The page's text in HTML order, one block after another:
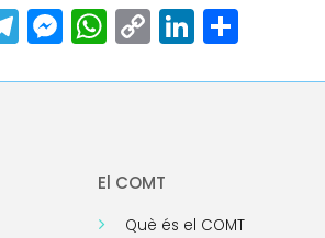
Telegram
Messenger
WhatsApp
Copy
Link
LinkedIn
El COMT
Què és el COMT